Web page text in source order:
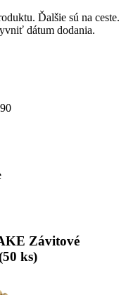
Ďalšie sú na ceste.
dátum dodania.
Závitové
ks)